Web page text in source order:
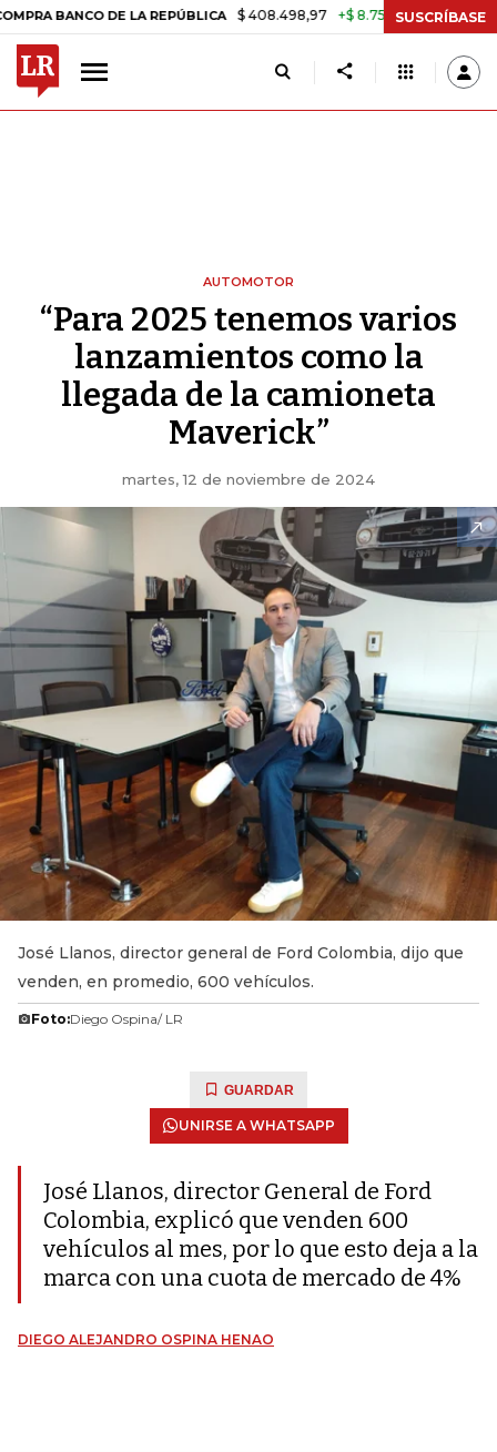
DE LA REPÚBLICA $ 408.498,97 +$ 8.753,81 +2,19% TASA DE
SUSCRÍBASE
AUTOMOTOR
“Para 2025 tenemos varios
lanzamientos como la
llegada de la camioneta
Maverick”
martes, 12 de noviembre de 2024
José Llanos, director general de Ford Colombia, dijo que
venden, en promedio, 600 vehículos.
Foto:Diego Ospina/ LR
GUARDAR
UNIRSE A WHATSAPP
José Llanos, director General de Ford
Colombia, explicó que venden 600
vehículos al mes, por lo que esto deja a la
marca con una cuota de mercado de 4%
DIEGO ALEJANDRO OSPINA HENAO